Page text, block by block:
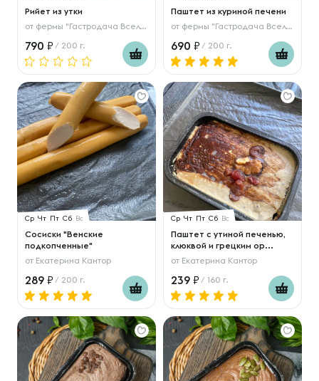
Рийет из утки
от фермы "Гастродача Вселуг"
790 / 200 г.
Паштет из куриной печени
от фермы "Гастродача Вселуг"
690 / 200 г.
Ср Чт Пт Сб Вс
Сосиски "Венские
подкопченные"
от Екатерина Кантор
289 / 200 г.
Ср Чт Пт Сб Вс
Паштет с утиной печенью,
клюквой и грецким ор...
от Екатерина Кантор
239 / 160 г.